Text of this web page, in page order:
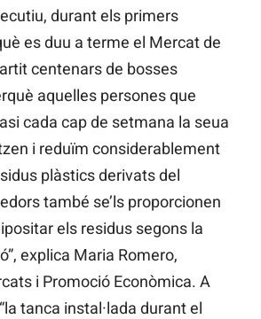
durant els primers
es duu a terme el Mercat de
centenars de bosses
aquelles persones que
cada cap de setmana la seua
i reduïm considerablement
plàstics derivats del
també se’ls proporcionen
els residus segons la
explica Maria Romero,
i Promoció Econòmica. A
tanca instal·lada durant el